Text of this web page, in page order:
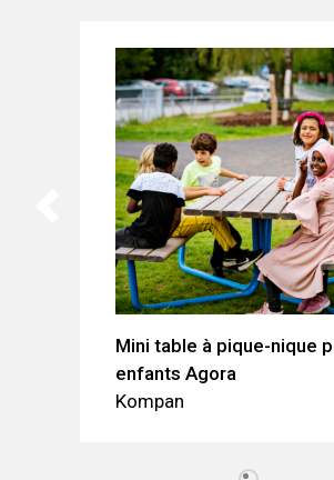
Mini table à pique-nique
enfants Agora
Kompan